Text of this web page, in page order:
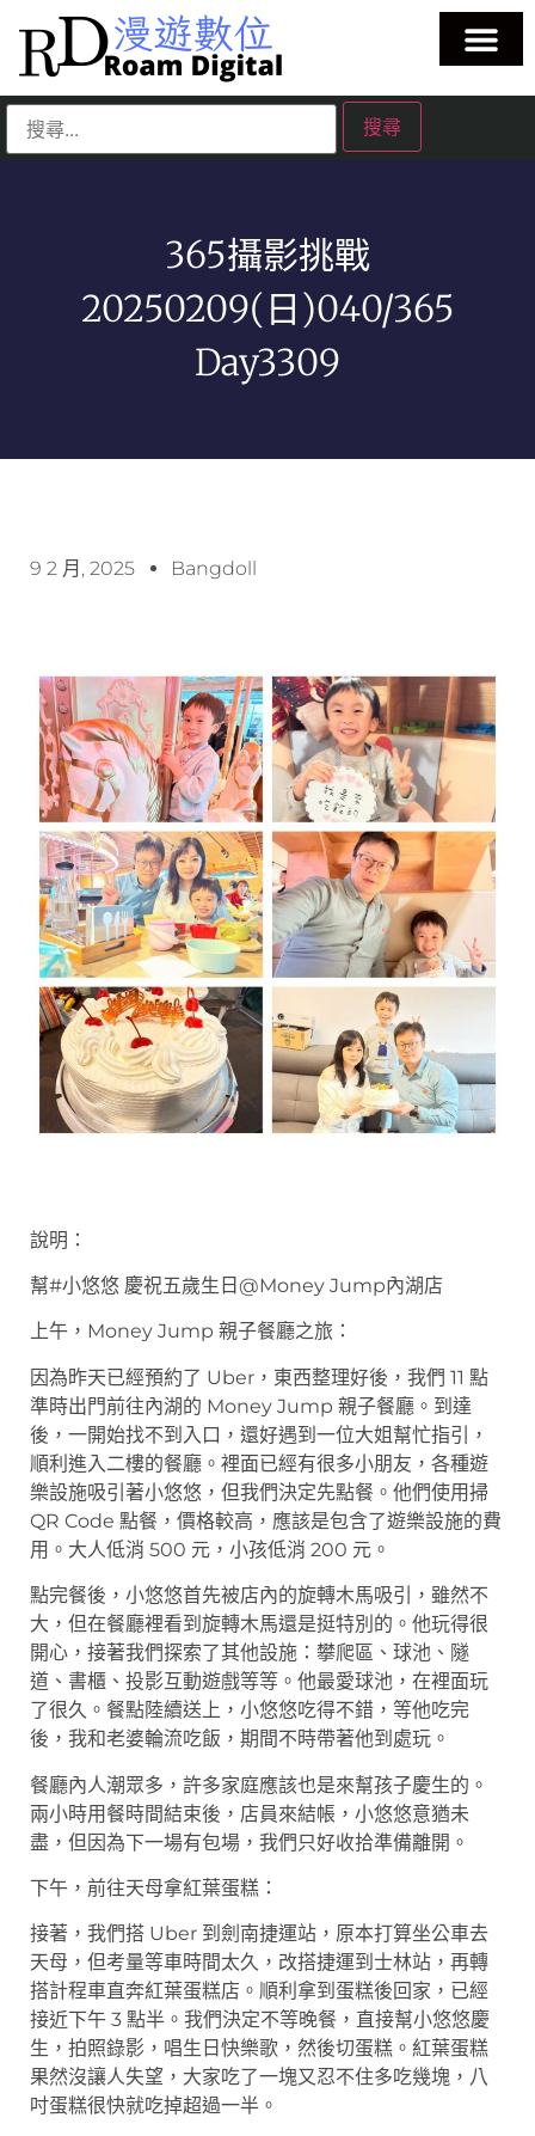
365攝影挑戰
20250209(日)040/365
Day3309
9 2 月, 2025 Bangdoll
說明：
幫#小悠悠 慶祝五歲生日@Money Jump內湖店
上午，Money Jump 親子餐廳之旅：
因為昨天已經預約了 Uber，東西整理好後，我們 11 點
準時出門前往內湖的 Money Jump 親子餐廳。到達
後，一開始找不到入口，還好遇到一位大姐幫忙指引，
順利進入二樓的餐廳。裡面已經有很多小朋友，各種遊
樂設施吸引著小悠悠，但我們決定先點餐。他們使用掃
QR Code 點餐，價格較高，應該是包含了遊樂設施的費
用。大人低消 500 元，小孩低消 200 元。
點完餐後，小悠悠首先被店內的旋轉木馬吸引，雖然不
大，但在餐廳裡看到旋轉木馬還是挺特別的。他玩得很
開心，接著我們探索了其他設施：攀爬區、球池、隧
道、書櫃、投影互動遊戲等等。他最愛球池，在裡面玩
了很久。餐點陸續送上，小悠悠吃得不錯，等他吃完
後，我和老婆輪流吃飯，期間不時帶著他到處玩。
餐廳內人潮眾多，許多家庭應該也是來幫孩子慶生的。
兩小時用餐時間結束後，店員來結帳，小悠悠意猶未
盡，但因為下一場有包場，我們只好收拾準備離開。
下午，前往天母拿紅葉蛋糕：
接著，我們搭 Uber 到劍南捷運站，原本打算坐公車去
天母，但考量等車時間太久，改搭捷運到士林站，再轉
搭計程車直奔紅葉蛋糕店。順利拿到蛋糕後回家，已經
接近下午 3 點半。我們決定不等晚餐，直接幫小悠悠慶
生，拍照錄影，唱生日快樂歌，然後切蛋糕。紅葉蛋糕
果然沒讓人失望，大家吃了一塊又忍不住多吃幾塊，八
吋蛋糕很快就吃掉超過一半。